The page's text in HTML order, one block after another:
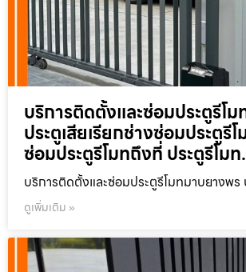
บริการติดตั้งและซ่อมประตูรีโ
ประตูเสียเรียกช่างซ่อมประตูรี
ซ่อมประตูรีโมทถึงที่ ประตูรีโม
บริการติดตั้งและซ่อมประตูรีโมทมาบยางพร
ดูเพิ่มเติม »